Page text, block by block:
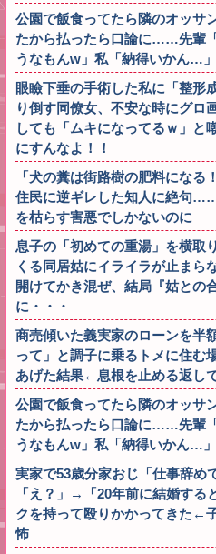
公園で飯食ってたら隣のオッサ
たから払ったら口論に……先輩
うなもんw」私「納得いかん…」
眼瞼下垂の手術した私に「整形
り倒す同僚女、不安な時にグロ
しても「ムキになってるｗ」
にすんなよ！！
「犬の糞は街路樹の肥料にな
住民に逆ギレした知人に絶句
を枯らす害悪でしかないのに
息子の「初めての重湯」を横取
くる同居姑にイライラが止まら
開けてかき混ぜ、結局『姑との
に・・・
商売傾いた義実家のローンを半
って」と調子に乗るトメに住む
あげた結果←息根を止める返し
公園で飯食ってたら隣のオッサ
たから払ったら口論に……先輩
うなもんw」私「納得いかん…」
実家で53歳分家おじ「仕事辞め
「え？」→「20年前に結婚する
クを持って殴りかかってきた←
怖